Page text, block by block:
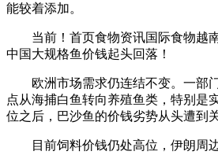
能较着添加。
当前！首页食物资讯国际食物越南
中国大规格鱼价钱起头回落！
欧洲市场需求仍连结不变。一部
点从海捕白鱼转向养殖鱼类，特别是
位之后，巴沙鱼的价钱劣势从头遭到关
目前饲料价钱仍处高位，伊朗周